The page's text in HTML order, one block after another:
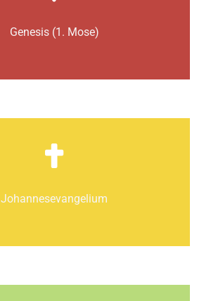
Genesis (1. Mose)
Johannes­­evangelium